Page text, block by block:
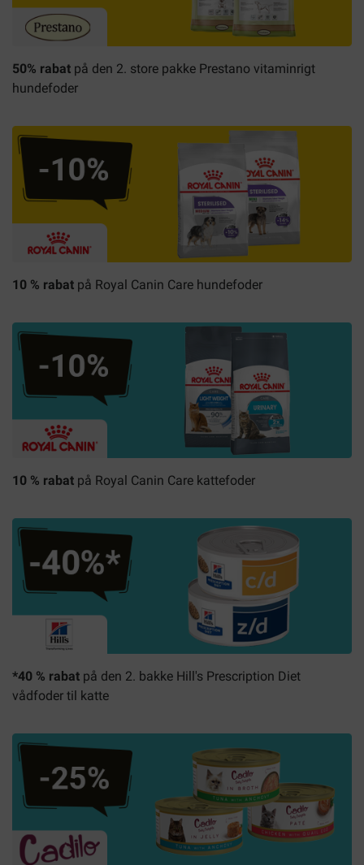
50% rabat på den 2. store pakke Prestano vitaminrigt
hundefoder
10 % rabat på Royal Canin Care hundefoder
10 % rabat på Royal Canin Care kattefoder
*40 % rabat på den 2. bakke Hill's Prescription Diet
vådfoder til katte